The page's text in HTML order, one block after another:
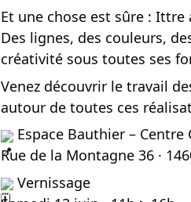
Et une chose est sûre : Ittre
Des lignes, des couleurs,
créativité sous toutes ses
Venez découvrir le travail
autour de toutes ces
Espace Bauthier – Centre
Rue de la Montagne 36 ·
Vernissage